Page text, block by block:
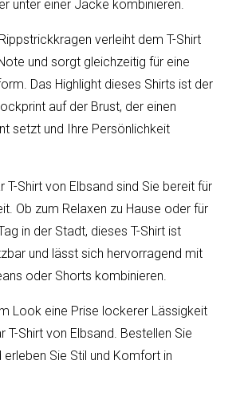
unter einer Jacke kombinieren.
verleiht dem T-Shirt
und sorgt gleichzeitig für eine
Das Highlight dieses Shirts ist der
auf der Brust, der einen
setzt und Ihre Persönlichkeit
T-Shirt von Elbsand sind Sie bereit für
Ob zum Relaxen zu Hause oder für
in der Stadt, dieses T-Shirt ist
und lässt sich hervorragend mit
oder Shorts kombinieren.
Look eine Prise lockerer Lässigkeit
T-Shirt von Elbsand. Bestellen Sie
erleben Sie Stil und Komfort in